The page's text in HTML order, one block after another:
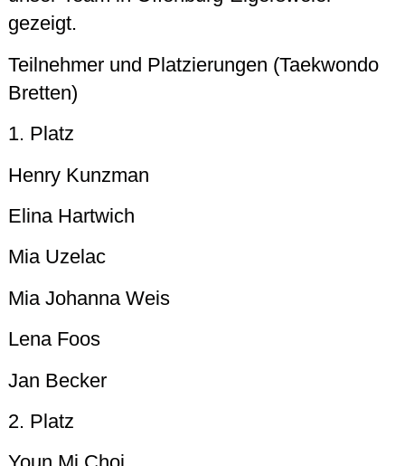
gezeigt.
Teilnehmer und Platzierungen (Taekwondo
Bretten)
1. Platz
Henry Kunzman
Elina Hartwich
Mia Uzelac
Mia Johanna Weis
Lena Foos
Jan Becker
2. Platz